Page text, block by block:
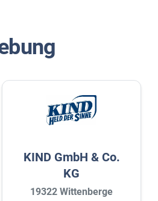
KIND GmbH & Co.
KG
19322 Wittenberge